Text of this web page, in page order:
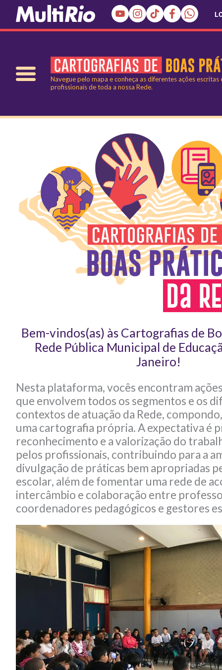
Navegue pelo mapa e conheça as diferentes ações
profissionais de toda a nossa Rede.
Bem-vindos(as) às Cartografias de
Rede Pública Municipal de
Janeiro!
Nesta plataforma, vocês encontram
que envolvem todos os segmentos e os
contextos de atuação da Rede,
uma cartografia própria. A expectativa é
reconhecimento e a valorização do
pelos profissionais, contribuindo para a
divulgação de práticas bem apropriadas
escolar, além de fomentar uma rede de
intercâmbio e colaboração entre
coordenadores pedagógicos e gestores